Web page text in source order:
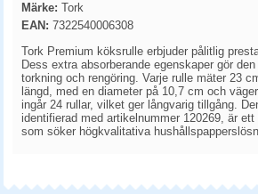
Märke: Tork
EAN: 7322540006308
Tork Premium köksrulle erbjuder pålitlig
Dess extra absorberande egenskaper gör
torkning och rengöring. Varje rulle mäter 23
längd, med en diameter på 10,7 cm och
ingår 24 rullar, vilket ger långvarig tillgång.
identifierad med artikelnummer 120269, är
som söker högkvalitativa